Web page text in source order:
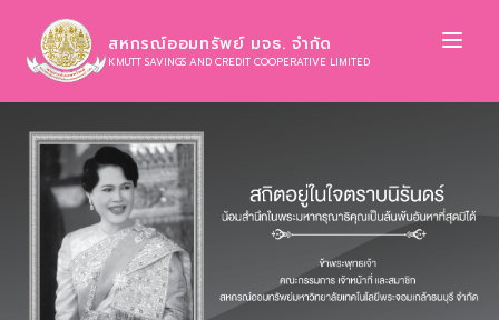
สหกรณ์ออมทรัพย์ มจธ. จำกัด
KMUTT SAVINGS AND CREDIT COOPERATIVE LIMITED